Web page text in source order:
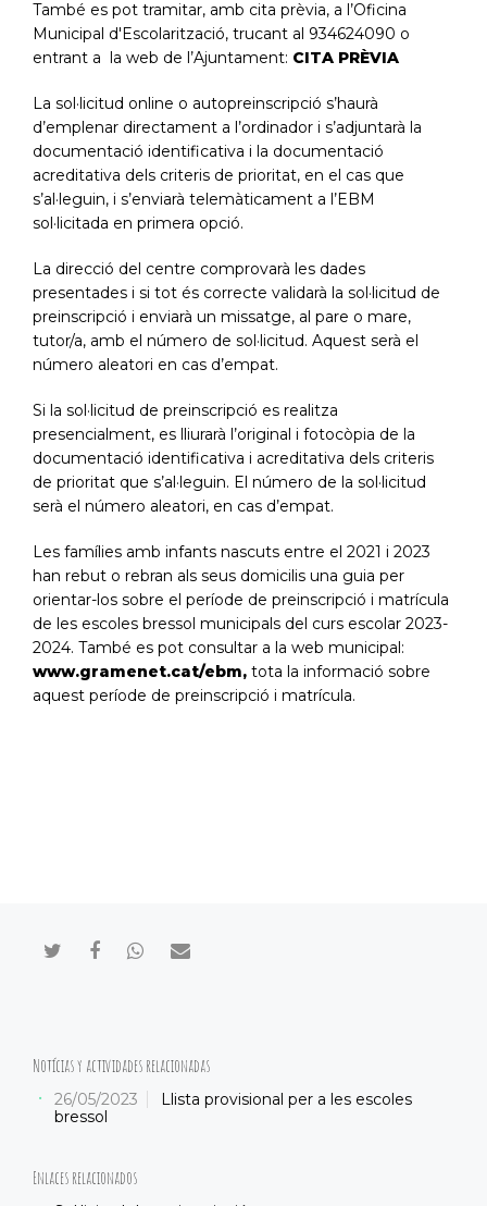
Notícias y actividades relacionadas
26/05/2023
Llista provisional per a les escoles
bressol
Enlaces relacionados
També es pot tramitar, amb cita prèvia, a l’Oficina
Municipal d'Escolarització, trucant al 934624090 o
entrant a la web de l’Ajuntament: CITA PRÈVIA
La sol·licitud online o autopreinscripció s’haurà
d’emplenar directament a l’ordinador i s’adjuntarà la
documentació identificativa i la documentació
acreditativa dels criteris de prioritat, en el cas que
s’al·leguin, i s’enviarà telemàticament a l’EBM
sol·licitada en primera opció.
La direcció del centre comprovarà les dades
presentades i si tot és correcte validarà la sol·licitud de
preinscripció i enviarà un missatge, al pare o mare,
tutor/a, amb el número de sol·licitud. Aquest serà el
número aleatori en cas d’empat.
Si la sol·licitud de preinscripció es realitza
presencialment, es lliurarà l’original i fotocòpia de la
documentació identificativa i acreditativa dels criteris
de prioritat que s’al·leguin. El número de la sol·licitud
serà el número aleatori, en cas d’empat.
Les famílies amb infants nascuts entre el 2021 i 2023
han rebut o rebran als seus domicilis una guia per
orientar-los sobre el període de preinscripció i matrícula
de les escoles bressol municipals del curs escolar 2023-
2024. També es pot consultar a la web municipal:
www.gramenet.cat/ebm, tota la informació sobre
aquest període de preinscripció i matrícula.